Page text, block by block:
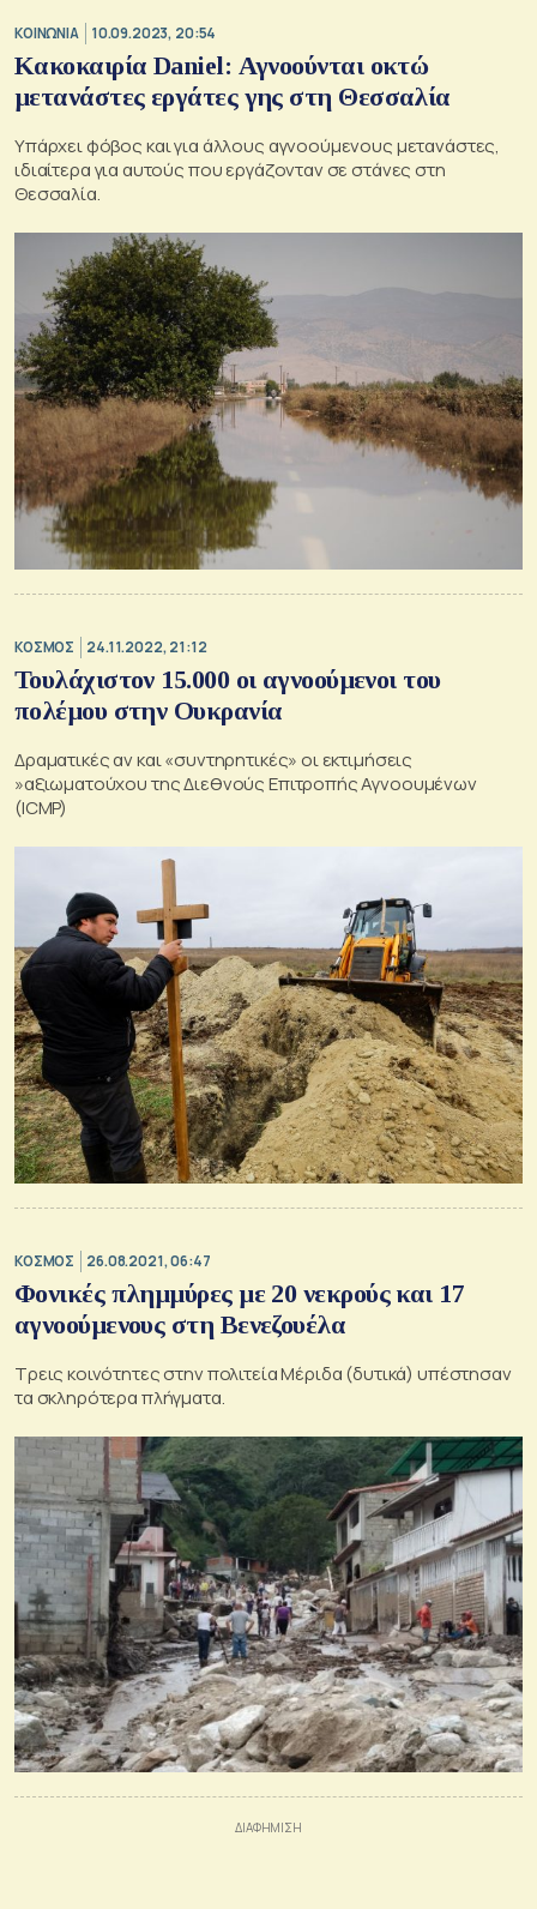
ΚΟΙΝΩΝΙΑ 10.09.2023, 20:54
Κακοκαιρία Daniel: Αγνοούνται οκτώ
μετανάστες εργάτες γης στη Θεσσαλία
Υπάρχει φόβος και για άλλους αγνοούμενους μετανάστες,
ιδιαίτερα για αυτούς που εργάζονταν σε στάνες στη
Θεσσαλία.
ΚΟΣΜΟΣ 24.11.2022, 21:12
Τουλάχιστον 15.000 οι αγνοούμενοι του
πολέμου στην Ουκρανία
Δραματικές αν και «συντηρητικές» οι εκτιμήσεις
»αξιωματούχου της Διεθνούς Επιτροπής Αγνοουμένων
(ICMP)
ΚΟΣΜΟΣ 26.08.2021, 06:47
Φονικές πλημμύρες με 20 νεκρούς και 17
αγνοούμενους στη Βενεζουέλα
Τρεις κοινότητες στην πολιτεία Μέριδα (δυτικά) υπέστησαν
τα σκληρότερα πλήγματα.